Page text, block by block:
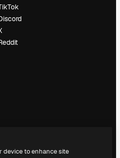
device to enhance site